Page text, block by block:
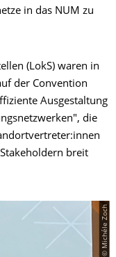
in das NUM zu
(LokS) waren in
der Convention
Ausgestaltung
die
breit
© Michéle Zoch